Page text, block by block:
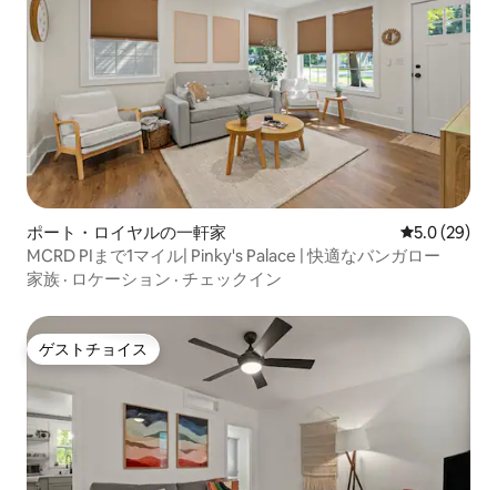
ポート・ロイヤルの一軒家 レビュー29
5.0 (29)
MCRD PIまで1マイル| Pinky's Palace | 快適なバンガロー
家族 · ロケーション · チェックイン
ゲストチョイス
ゲストチョイス